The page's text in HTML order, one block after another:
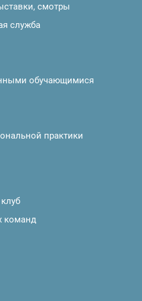
смотры
служба
обучающимися
практики
команд